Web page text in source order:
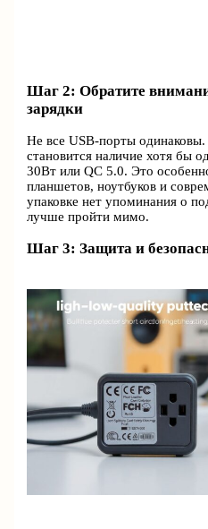
Шаг 2: Обратите
зарядки
Не все USB-порты
становится наличие хотя бы
30Вт или QC 5.0. Это
планшетов, ноутбуков и
упаковке нет упоминания о
лучше пройти мимо.
Шаг 3: Защита и